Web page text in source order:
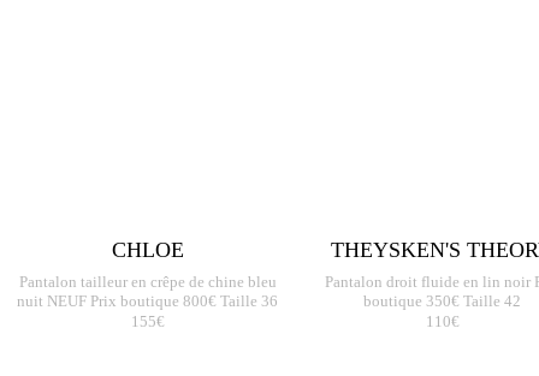
CHLOE
Pantalon tailleur en crêpe de chine bleu
nuit NEUF Prix boutique 800€ Taille 36
155€
THEYSKEN'S
Pantalon droit fluide en lin noir
boutique 350€ Taille 42
110€